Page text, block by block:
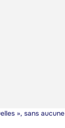
», sans aucune